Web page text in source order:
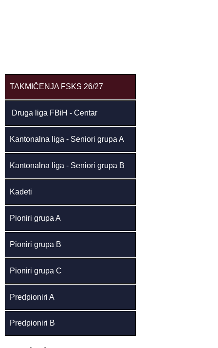
TAKMIČENJA FSKS 26/27
Druga liga FBiH - Centar
Kantonalna liga - Seniori grupa A
Kantonalna liga - Seniori grupa B
Kadeti
Pioniri grupa A
Pioniri grupa B
Pioniri grupa C
Predpioniri A
Predpioniri B